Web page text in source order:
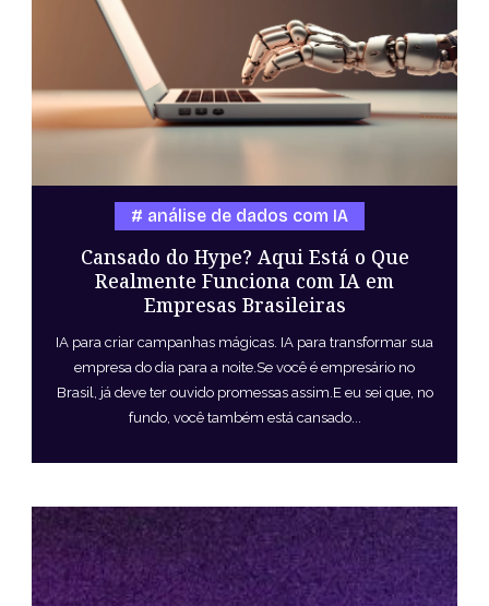
Cansado do Hype? Aqui Está o Que
Realmente Funciona com IA em
Empresas Brasileiras
análise de dados com IA
IA para criar campanhas mágicas. IA para transformar sua
empresa do dia para a noite.Se você é empresário no
Brasil, já deve ter ouvido promessas assim.E eu sei que, no
fundo, você também está cansado...